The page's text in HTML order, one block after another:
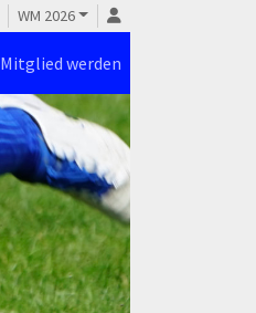
WM 2026
Mitglied werden